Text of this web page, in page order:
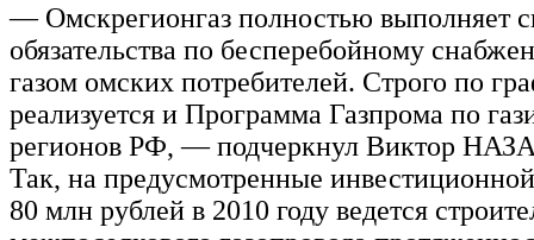
— Омскрегионгаз полностью выполняет
обязательства по бесперебойному
газом омских потребителей. Строго по
реализуется и Программа Газпрома по
регионов РФ, — подчеркнул Виктор
Так, на предусмотренные
80 млн рублей в 2010 году ведется